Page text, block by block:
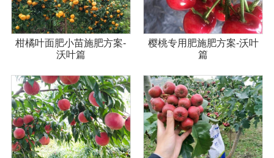
柑橘叶面肥小苗施肥方案-
沃叶篇
樱桃专用肥施肥方案-沃叶
篇